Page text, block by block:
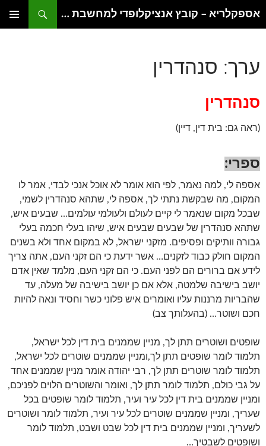
אספקלריא – קובץ אנציקלופדי למחשבת היהדות
ערך: סנהדרין
סנהדרין
(ראה גם: בית דין, דיין)
ספרי:
אספה לי, למה נאמר, לפי הוא אומר לא אוכל אנכי לבדי, אמר לו
המקום, מה שבקשת נתתי לך, אספה לי, שתהא סנהדרין לשמי,
שבכל מקום שנאמר לי קיים לעולם ולעולמי עולמים… שבעים איש,
שתהא סנהדרין של שבעים שבעים איש, שיהו בעלי חכמה בעלי
גבורה וותיקים ופסיפים. מזקני ישראל, לא במקום אחד ולא בשנים
המקום חולק כבוד לזקנים… אשר ידעת כי הם זקני העם, אתה צריך
לידע אם ברורים הם לפני העם. כי הם זקני העם, מלמד שאין אדם
יושב בישיבה שלמטה, אלא אם כן יושב בישיבה של מעלה, עד
שהבריות מרננות עליו ואומרים איש פלוני כשר וחסיד ונאה להיות
חכם ושוטר… (בהעלותך צב)
שופטים ושוטרים תתן לך, מניין שממנים בית דין לכל ישראל,
תלמוד לומר שופטים תתן לך,ומניין שממנים שוטרים לכל ישראל,
תלמוד לומר שוטרים תתן לך, רבי יהודה אומר מניין שממנים אחד
על גבי כולם, תלמוד לומר תתן לך, ואומר והשוטרים הלוים לפניכם,
ומניין שממנים בית דין לכל עיר ועיר, תלמוד לומר שופטים בכל
שעריך, ומניין שממנים שוטרים לכל עיר ועיר, תלמוד לומר ושוטרים
לשעריך, ומניין שממנים בית דין לכל שבט ושבט, תלמוד לומר
ושופטים לשבטיך…